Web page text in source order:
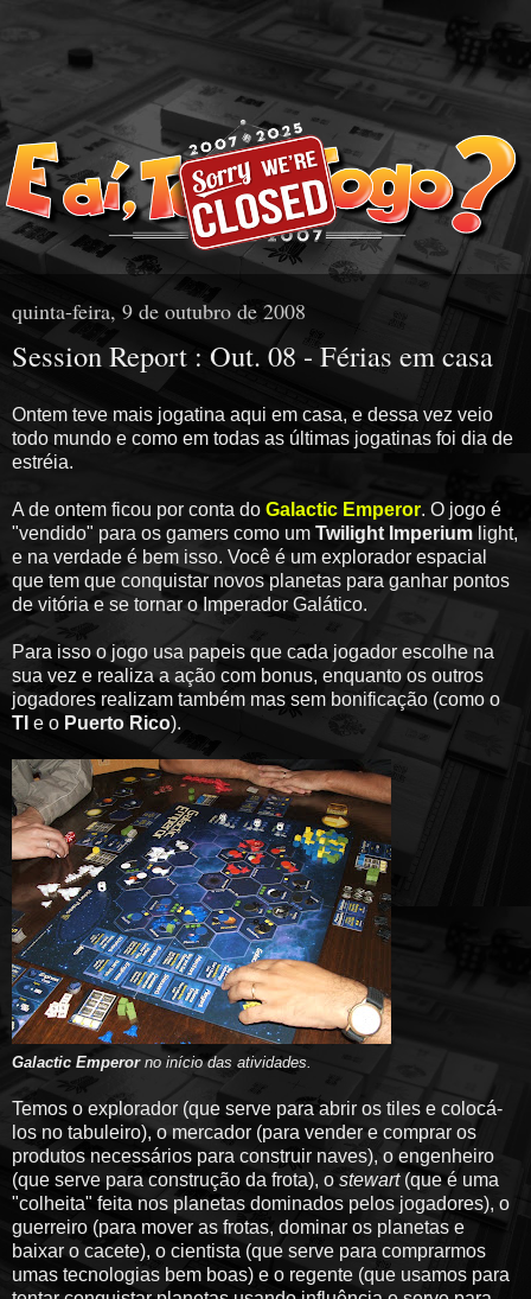
quinta-feira, 9 de outubro de 2008
Session Report : Out. 08 - Férias em casa
Ontem teve mais jogatina aqui em casa, e dessa vez veio
todo mundo e como em todas as últimas jogatinas foi dia de
estréia.
A de ontem ficou por conta do Galactic Emperor. O jogo é
"vendido" para os gamers como um Twilight Imperium light,
e na verdade é bem isso. Você é um explorador espacial
que tem que conquistar novos planetas para ganhar pontos
de vitória e se tornar o Imperador Galático.
Para isso o jogo usa papeis que cada jogador escolhe na
sua vez e realiza a ação com bonus, enquanto os outros
jogadores realizam também mas sem bonificação (como o
TI e o Puerto Rico).
Galactic Emperorno início das atividades
Temos o explorador (que serve para abrir os tiles e colocá-
los no tabuleiro), o mercador (para vender e comprar os
produtos necessários para construir naves), o engenheiro
(que serve para construção da frota), o stewart(que é uma
"colheita" feita nos planetas dominados pelos jogadores), o
guerreiro (para mover as frotas, dominar os planetas e
baixar o cacete), o cientista (que serve para comprarmos
umas tecnologias bem boas) e o regente (que usamos para